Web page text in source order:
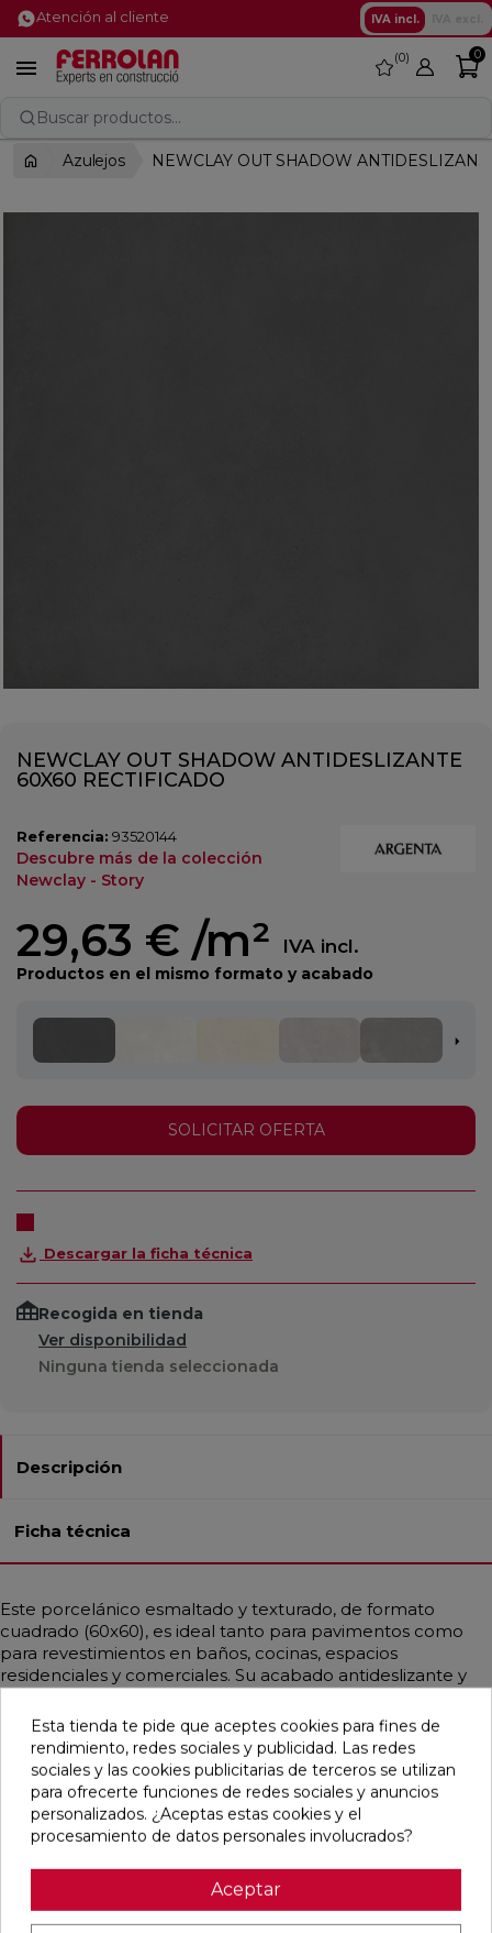
Atención al cliente IVA incl.
 favorite
0 0
Buscar productos...
Azulejos NEWCLAY OUT SHADOW
NEWCLAY OUT SHADOW ANTIDESLIZANTE
60X60 RECTIFICADO
Referencia: 93520144
Descubre más de la colección
Newclay - Story
29,63 € /m² IVA incl.
Productos en el mismo formato y acabado
SOLICITAR OFERTA
Descargar la ficha técnica
Recogida en tienda
Ver disponibilidad
Ninguna tienda seleccionada
Descripción
Ficha técnica
Este porcelánico esmaltado y texturado, de formato
cuadrado (60x60), es ideal tanto para pavimentos como
para revestimientos en baños, cocinas, espacios
residenciales y comerciales. Su acabado antideslizante y
Con un estilo que combina lo contemporáneo, rústico y
artesanal, este azulejo de color antracita simula el aspecto
del cemento, aportando un toque mediterráneo a
cualquier ambiente.
Pensamos que te puede interesar
Esta tienda te pide que aceptes cookies para fines de
rendimiento, redes sociales y publicidad. Las redes
sociales y las cookies publicitarias de terceros se utilizan
para ofrecerte funciones de redes sociales y anuncios
personalizados. ¿Aceptas estas cookies y el
procesamiento de datos personales involucrados?
Aceptar